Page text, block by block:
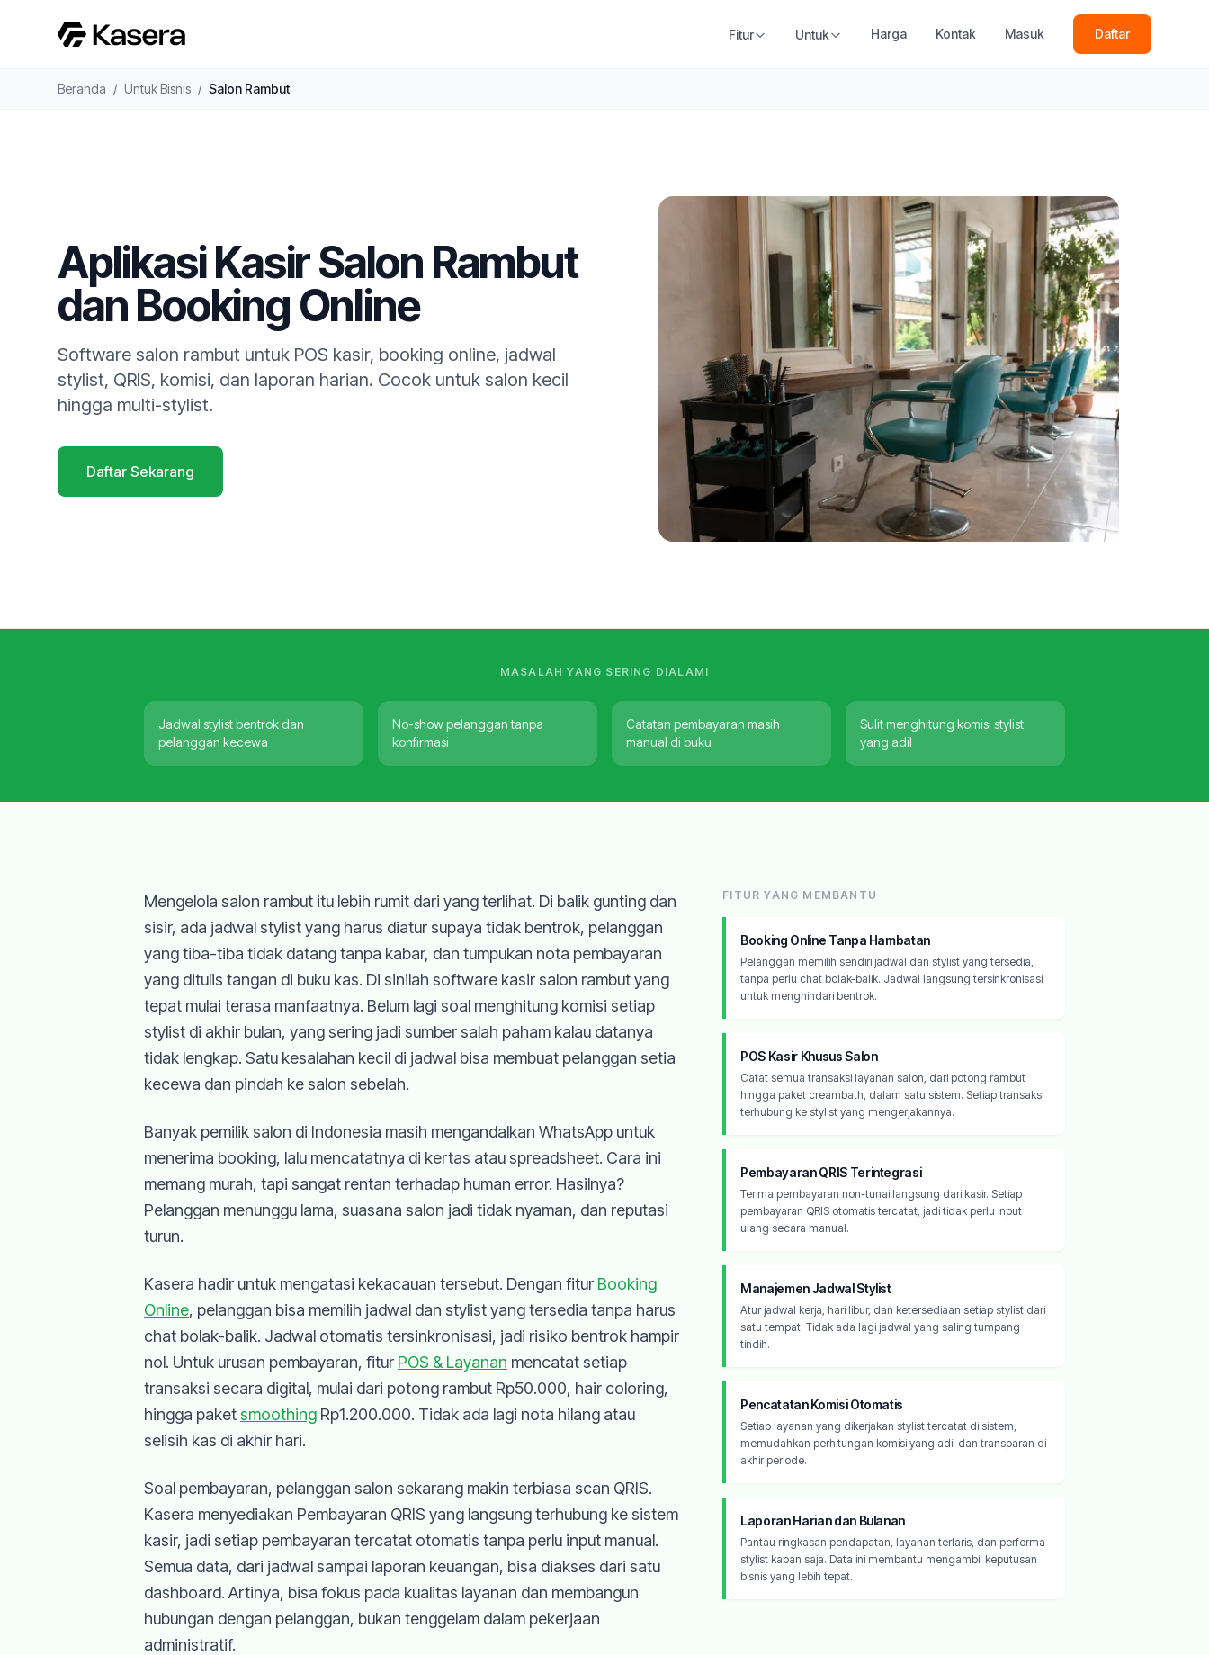
Fitur Untuk Harga Kontak Masuk Daftar
Beranda / Untuk Bisnis / Salon Rambut
Aplikasi Kasir Salon Rambut
dan Booking Online
Software salon rambut untuk POS kasir, booking online, jadwal
stylist, QRIS, komisi, dan laporan harian. Cocok untuk salon kecil
hingga multi-stylist.
Daftar Sekarang
MASALAH YANG SERING DIALAMI
Jadwal stylist bentrok dan
pelanggan kecewa
No-show pelanggan tanpa
konfirmasi
Catatan pembayaran masih
manual di buku
Sulit menghitung komisi stylist
yang adil
Mengelola salon rambut itu lebih rumit dari yang terlihat. Di balik gunting dan
sisir, ada jadwal stylist yang harus diatur supaya tidak bentrok, pelanggan
yang tiba-tiba tidak datang tanpa kabar, dan tumpukan nota pembayaran
yang ditulis tangan di buku kas. Di sinilah software kasir salon rambut yang
tepat mulai terasa manfaatnya. Belum lagi soal menghitung komisi setiap
stylist di akhir bulan, yang sering jadi sumber salah paham kalau datanya
tidak lengkap. Satu kesalahan kecil di jadwal bisa membuat pelanggan setia
kecewa dan pindah ke salon sebelah.
Banyak pemilik salon di Indonesia masih mengandalkan WhatsApp untuk
menerima booking, lalu mencatatnya di kertas atau spreadsheet. Cara ini
memang murah, tapi sangat rentan terhadap human error. Hasilnya?
Pelanggan menunggu lama, suasana salon jadi tidak nyaman, dan reputasi
turun.
Kasera hadir untuk mengatasi kekacauan tersebut. Dengan fitur Booking
Online, pelanggan bisa memilih jadwal dan stylist yang tersedia tanpa harus
chat bolak-balik. Jadwal otomatis tersinkronisasi, jadi risiko bentrok hampir
nol. Untuk urusan pembayaran, fitur POS & Layanan mencatat setiap
transaksi secara digital, mulai dari potong rambut Rp50.000, hair coloring,
hingga paketsmoothing Rp1.200.000. Tidak ada lagi nota hilang atau
selisih kas di akhir hari.
Soal pembayaran, pelanggan salon sekarang makin terbiasa scan QRIS.
Kasera menyediakan Pembayaran QRIS yang langsung terhubung ke sistem
kasir, jadi setiap pembayaran tercatat otomatis tanpa perlu input manual.
Semua data, dari jadwal sampai laporan keuangan, bisa diakses dari satu
dashboard. Artinya, bisa fokus pada kualitas layanan dan membangun
hubungan dengan pelanggan, bukan tenggelam dalam pekerjaan
administratif.
FITUR YANG MEMBANTU
Booking Online Tanpa Hambatan
Pelanggan memilih sendiri jadwal dan stylist yang tersedia,
tanpa perlu chat bolak-balik. Jadwal langsung tersinkronisasi
untuk menghindari bentrok.
POS Kasir Khusus Salon
Catat semua transaksi layanan salon, dari potong rambut
hingga paket creambath, dalam satu sistem. Setiap transaksi
terhubung ke stylist yang mengerjakannya.
Pembayaran QRIS Terintegrasi
Terima pembayaran non-tunai langsung dari kasir. Setiap
pembayaran QRIS otomatis tercatat, jadi tidak perlu input
ulang secara manual.
Manajemen Jadwal Stylist
Atur jadwal kerja, hari libur, dan ketersediaan setiap stylist dari
satu tempat. Tidak ada lagi jadwal yang saling tumpang
tindih.
Pencatatan Komisi Otomatis
Setiap layanan yang dikerjakan stylist tercatat di sistem,
memudahkan perhitungan komisi yang adil dan transparan di
akhir periode.
Laporan Harian dan Bulanan
Pantau ringkasan pendapatan, layanan terlaris, dan performa
stylist kapan saja. Data ini membantu mengambil keputusan
bisnis yang lebih tepat.